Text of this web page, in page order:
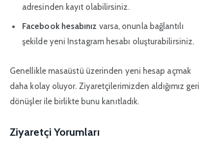
adresinden kayıt olabilirsiniz.
Facebook hesabınız varsa, onunla bağlantılı
şekilde yeni Instagram hesabı oluşturabilirsiniz.
Genellikle masaüstü üzerinden yeni hesap açmak
daha kolay oluyor. Ziyaretçilerimizden aldığımız geri
dönüşler ile birlikte bunu kanıtladık.
Ziyaretçi Yorumları